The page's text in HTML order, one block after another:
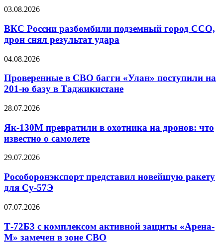
с
«Бабочки»
ВКС
разбомбили
подземный
город
дрон
результат
удара
03.08.2026
ВКС России разбомбили подземный город ССО,
дрон снял результат удара
Проверенные
СВО
багги
«Улан»
на
ю
базу
Таджикистане
04.08.2026
Проверенные в СВО багги «Улан» поступили на
201-ю базу в Таджикистане
Як-130М
в
охотника
на
что
о
самолете
28.07.2026
Як-130М превратили в охотника на дронов: что
известно о самолете
Рособоронэкспорт
новейшую
ракету
для
29.07.2026
Рособоронэкспорт представил новейшую ракету
для Су-57Э
Т-72Б3
комплексом
активной
защиты
07.07.2026
Т-72Б3 с комплексом активной защиты «Арена-
М» замечен в зоне СВО